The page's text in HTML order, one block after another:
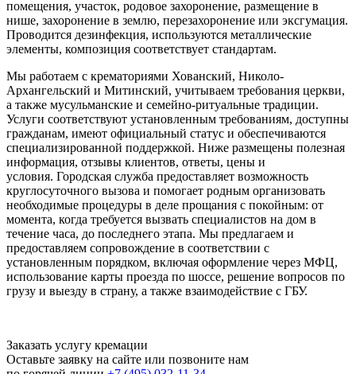
помещения, участок, родовое захоронение, размещение в
нише, захоронение в землю, перезахоронение или эксгумация.
Проводится дезинфекция, используются металлические
элементы, композиция соответствует стандартам.
Мы работаем с крематориями Хованский, Николо-
Архангельский и Митинский, учитываем требования церкви,
а также мусульманские и семейно-ритуальные традиции.
Услуги соответствуют установленным требованиям, доступны
гражданам, имеют официальный статус и обеспечиваются
специализированной поддержкой. Ниже размещены полезная
информация, отзывы клиентов, ответы, цены и
условия. Городская служба предоставляет возможность
круглосуточного вызова и помогает родным организовать
необходимые процедуры в деле прощания с покойным: от
момента, когда требуется вызвать специалистов на дом в
течение часа, до последнего этапа. Мы предлагаем и
предоставляем сопровождение в соответствии с
установленным порядком, включая оформление через МФЦ,
использование карты проезда по шоссе, решение вопросов по
грузу и выезду в страну, а также взаимодействие с ГБУ.
Заказать услугу кремации
Оставьте заявку на сайте или позвоните нам